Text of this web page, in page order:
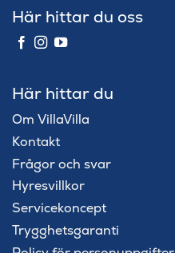
Här hittar du oss
Här hittar du
Om VillaVilla
Kontakt
Frågor och svar
Hyresvillkor
Servicekoncept
Trygghetsgaranti